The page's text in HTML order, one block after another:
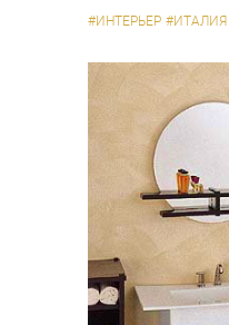
#ИНТЕРЬЕР #ИТАЛИЯ